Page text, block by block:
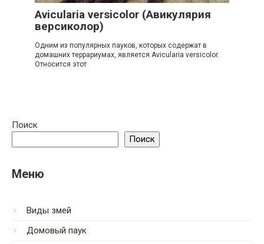
Avicularia versicolor (Авикулярия
версиколор)
Одним из популярных пауков, которых содержат в
домашних террариумах, является Avicularia versicolor.
Относится этот
Поиск
Поиск
Меню
Виды змей
Домовый паук